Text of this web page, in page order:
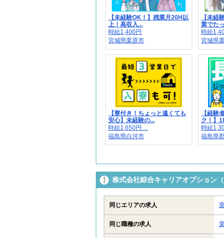
【未経験OK！】残業月20H以
上！高収入...
時給1,400円
宮城県栗原市
【未経
業でた
時給
宮城県
【寮付き！ちょっと遠くても
安心】未経験の...
時給1,650円 ...
福島県白河市
【経験
ク！】
時給
福島県
株式会社綜合キャリアオプション
同じエリアの求人
同じ職種の求人